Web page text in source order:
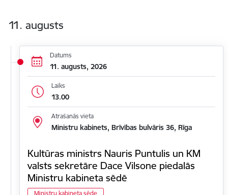
11. augusts
Datums
11. augusts, 2026
Laiks
13.00
Atrašanās vieta
Ministru kabinets, Brīvības bulvāris 36, Rīga
Kultūras ministrs Nauris Puntulis un KM
valsts sekretāre Dace Vilsone piedalās
Ministru kabineta sēdē
Ministru kabineta sēde